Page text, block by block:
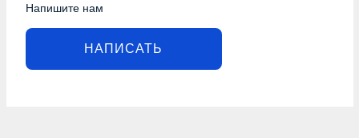
Напишите нам
НАПИСАТЬ